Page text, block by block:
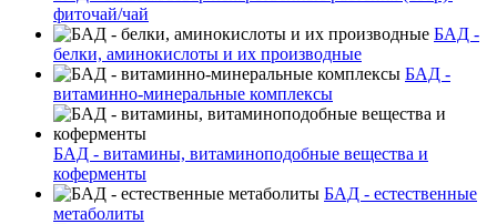
фиточай/чай
БАД -
белки, аминокислоты и их производные
БАД -
витаминно-минеральные комплексы
БАД - витамины, витаминоподобные вещества и
коферменты
БАД - естественные
метаболиты